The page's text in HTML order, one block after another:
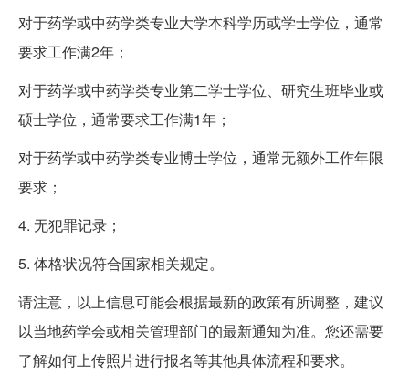
对于药学或中药学类专业大学本科学历或学士学位，通常
要求工作满2年；
对于药学或中药学类专业第二学士学位、研究生班毕业或
硕士学位，通常要求工作满1年；
对于药学或中药学类专业博士学位，通常无额外工作年限
要求；
4. 无犯罪记录；
5. 体格状况符合国家相关规定。
请注意，以上信息可能会根据最新的政策有所调整，建议
以当地药学会或相关管理部门的最新通知为准。您还需要
了解如何上传照片进行报名等其他具体流程和要求。